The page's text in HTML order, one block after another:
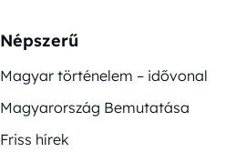
Népszerű
Magyar történelem – idővonal
Magyarország Bemutatása
Friss hírek